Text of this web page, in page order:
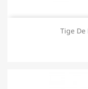
Tige De